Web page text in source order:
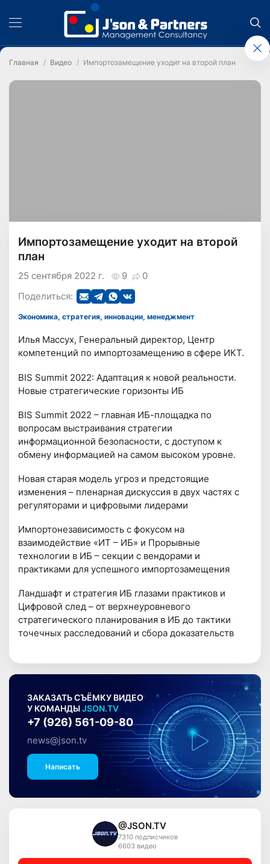
Главная Видео Импортозамещение уходит на второй план
Импортозамещение уходит на второй
план
9 0
25 сентября 2022 г.
Поделиться:
Экономика, стратегия, инновации, менеджмент
Илья Массух, Генеральный директор, Центр
компетенций по импортозамещению в сфере ИКТ.
BIS Summit 2022: Адаптация к новой реальности.
Новые стратегические горизонты ИБ
BIS Summit 2022 – главная ИБ-площадка по
вопросам выстраивания стратегии
информационной безопасности, с доступом к
обмену информацией на самом высоком уровне.
Новая старая модель угроз и предстоящие
изменения – пленарная дискуссия в двух частях с
регуляторами и цифровыми лидерами
Импортонезависимость с фокусом на
взаимодействие «ИТ – ИБ» и Прорывные
технологии в ИБ – секции с вендорами и
практиками для успешного импортозамещения
Ландшафт и стратегия ИБ глазами практиков и
Цифровой след – от верхнеуровневого
стратегического планирования в ИБ до тактики
точечных расследований и сбора доказательств
ЗАКАЗАТЬ СЪЁМКУ ВИДЕО
У КОМАНДЫJSON.TV
+7 (926) 561-09-80
news@json.tv
Написать
@JSON.TV
7310 подписчиков
6603 видео